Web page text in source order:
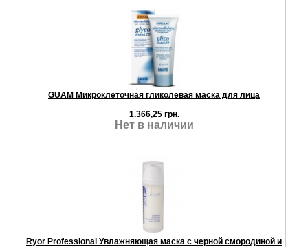
GUAM Микроклеточная гликолевая маска для лица
1.366,25 грн.
Нет в наличии
Ryor Professional Увлажняющая маска с черной смородиной и